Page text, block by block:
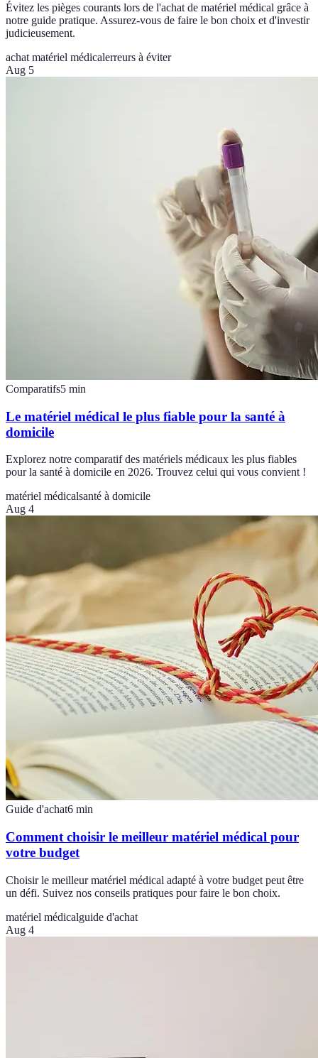
Évitez les pièges courants lors de l'achat de matériel médical grâce à
notre guide pratique. Assurez-vous de faire le bon choix et d'investir
judicieusement.
achat matériel médicalerreurs à éviter
Aug 5
Comparatifs5 min
Le matériel médical le plus fiable pour la santé à
domicile
Explorez notre comparatif des matériels médicaux les plus fiables
pour la santé à domicile en 2026. Trouvez celui qui vous convient !
matériel médicalsanté à domicile
Aug 4
Guide d'achat6 min
Comment choisir le meilleur matériel médical pour
votre budget
Choisir le meilleur matériel médical adapté à votre budget peut être
un défi. Suivez nos conseils pratiques pour faire le bon choix.
matériel médicalguide d'achat
Aug 4